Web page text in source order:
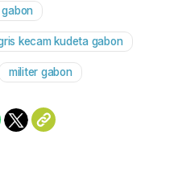
kecam kudeta gabon
militer gabon